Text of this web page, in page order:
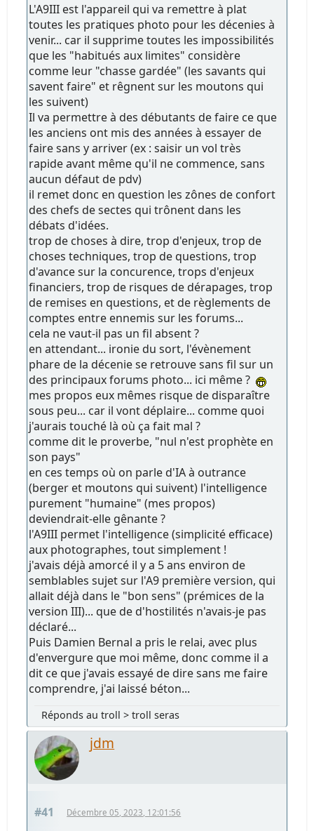
L'A9III est l'appareil qui va remettre à plat
toutes les pratiques photo pour les décenies à
venir... car il supprime toutes les impossibilités
que les "habitués aux limites" considère
comme leur "chasse gardée" (les savants qui
savent faire" et rêgnent sur les moutons qui
les suivent)
Il va permettre à des débutants de faire ce que
les anciens ont mis des années à essayer de
faire sans y arriver (ex : saisir un vol très
rapide avant même qu'il ne commence, sans
aucun défaut de pdv)
il remet donc en question les zônes de confort
des chefs de sectes qui trônent dans les
débats d'idées.
trop de choses à dire, trop d'enjeux, trop de
choses techniques, trop de questions, trop
d'avance sur la concurence, trops d'enjeux
financiers, trop de risques de dérapages, trop
de remises en questions, et de règlements de
comptes entre ennemis sur les forums...
cela ne vaut-il pas un fil absent ?
en attendant... ironie du sort, l'évènement
phare de la décenie se retrouve sans fil sur un
des principaux forums photo... ici même ?
mes propos eux mêmes risque de disparaître
sous peu... car il vont déplaire... comme quoi
j'aurais touché là où ça fait mal ?
comme dit le proverbe, "nul n'est prophète en
son pays"
en ces temps où on parle d'IA à outrance
(berger et moutons qui suivent) l'intelligence
purement "humaine" (mes propos)
deviendrait-elle gênante ?
l'A9III permet l'intelligence (simplicité efficace)
aux photographes, tout simplement !
j'avais déjà amorcé il y a 5 ans environ de
semblables sujet sur l'A9 première version, qui
allait déjà dans le "bon sens" (prémices de la
version III)... que de d'hostilités n'avais-je pas
déclaré...
Puis Damien Bernal a pris le relai, avec plus
d'envergure que moi même, donc comme il a
dit ce que j'avais essayé de dire sans me faire
comprendre, j'ai laissé béton...
Réponds au troll > troll seras
jdm
#41 Décembre 05, 2023, 12:01:56